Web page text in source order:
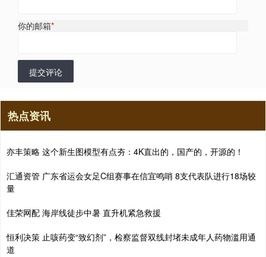
你的邮箱*
提交评论
热点资讯
亦丰策略 这个新生图模型有点夯：4K直出的，国产的，开源的！
汇通资管 广东省运会女足C组赛事在信宜鸣哨 8支代表队进行18场较
量
佳荣网配 海岸线徒步中暑 直升机紧急救援
恒利决策 止咳药变“致幻剂”，检察监督双线封堵未成年人药物滥用通
道